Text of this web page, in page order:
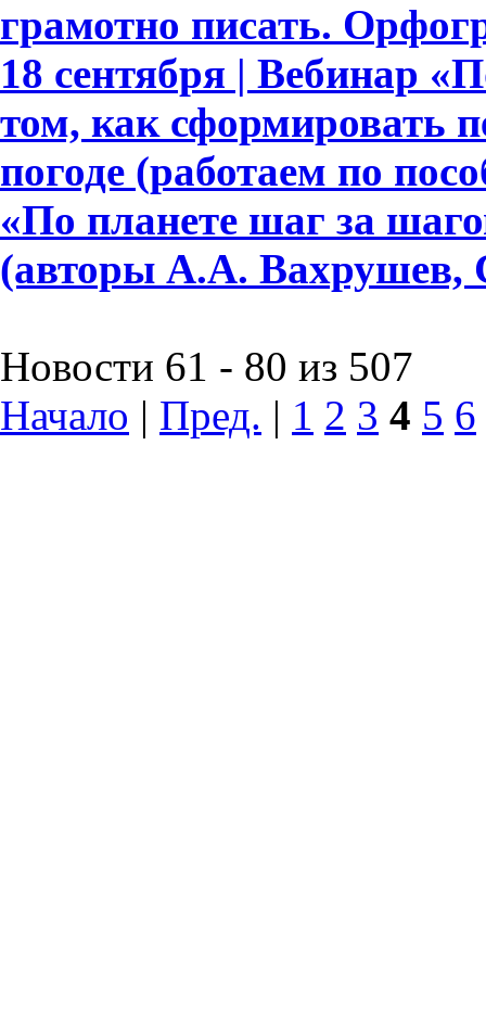
грамотно писать.
18 сентября | Вебинар
том, как сформировать
погоде (работаем по
«По планете шаг за
(авторы А.А. Вахрушев,
Новости 61 - 80 из 507
Начало | Пред. | 1 2 3 4 5 6